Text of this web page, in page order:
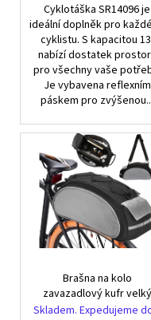
Cyklotáška SR14096 je
ideální doplněk pro
cyklistu. S kapacitou
nabízí dostatek
pro všechny vaše
Je vybavena reflexním
páskem pro
Brašna na kolo
zavazadlový kufr velký
Skladem. Expedujeme